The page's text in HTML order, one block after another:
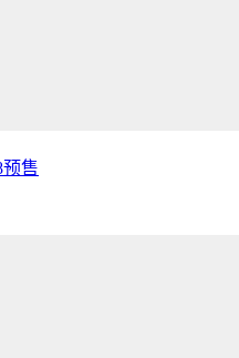
售